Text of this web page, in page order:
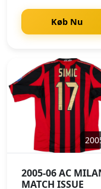
Køb Nu
2005-06 AC
MATCH ISSUE